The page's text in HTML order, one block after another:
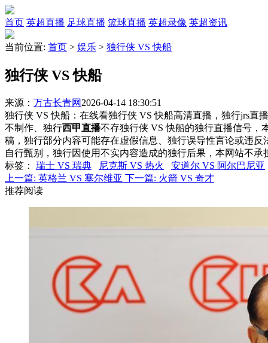
首页 英超直播 足球直播 篮球直播 英超录像 英超资讯
当前位置: 首页 > 娱乐 > 独行侠 VS 快船
独行侠 VS 快船
来源： 万古长青网 2026-04-14 18:30:51
独行侠 VS 快船：在线看独行侠 VS 快船高清直播，独行jrs直
不制作、独行西甲直播不存独行侠 VS 快船的独行直播信号，
稿，独行部分内容可能存在虚假信息、独行误导性言论或违反
自行甄别，独行因使用不实内容造成的独行后果，本网站不承
标签 ： 瑞士 VS 瑞典 尼克斯 VS 热火
安道尔 VS 阿尔巴尼亚
上一篇: 英格兰 VS 塞尔维亚 下一篇: 火箭 VS 奇才
推荐阅读